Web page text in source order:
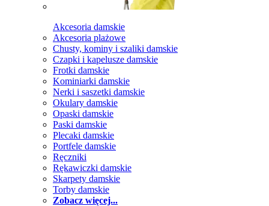
Akcesoria damskie
Akcesoria plażowe
Chusty, kominy i szaliki damskie
Czapki i kapelusze damskie
Frotki damskie
Kominiarki damskie
Nerki i saszetki damskie
Okulary damskie
Opaski damskie
Paski damskie
Plecaki damskie
Portfele damskie
Ręczniki
Rękawiczki damskie
Skarpety damskie
Torby damskie
Zobacz więcej...